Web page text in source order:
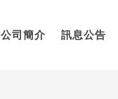
公司簡介 訊息公告